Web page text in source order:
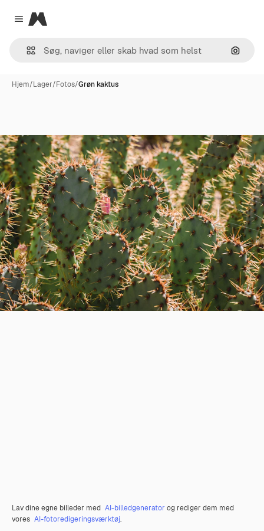
Close menu
Magnific
Søg
Hjem/Lager/Fotos/Grøn kaktus
Lav dine egne billeder med AI-billedgenerator og rediger dem med
vores AI-fotoredigeringsværktøj.